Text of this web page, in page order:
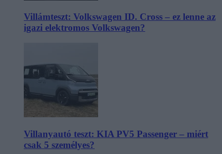
Villámteszt: Volkswagen ID. Cross – ez lenne az
igazi elektromos Volkswagen?
Villanyautó teszt: KIA PV5 Passenger – miért
csak 5 személyes?